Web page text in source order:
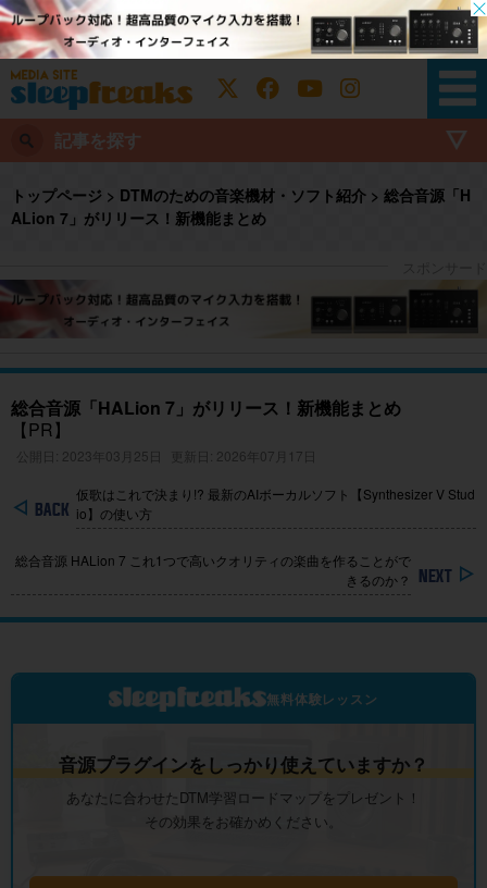
記事を探す
トップページ > DTMのための音楽機材・ソフト紹介 > 総合音源「H
ALion 7」がリリース！新機能まとめ
総合音源「HALion 7」がリリース！新機能まとめ
【PR】
公開日: 2023年03月25日 更新日: 2026年07月17日
仮歌はこれで決まり!? 最新のAIボーカルソフト【Synthesizer V Stud
io】の使い方
総合音源 HALion 7 これ1つで高いクオリティの楽曲を作ることがで
きるのか？
無料体験レッスン
音源プラグインをしっかり使えていますか？
あなたに合わせたDTM学習ロードマップをプレゼント！
その効果をお確かめください。